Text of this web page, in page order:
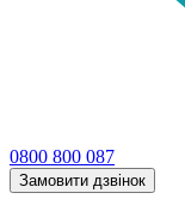
0800 800 087
Замовити дзвінок